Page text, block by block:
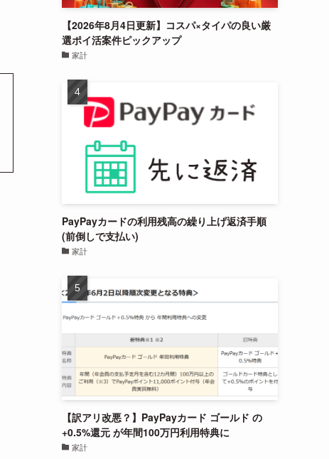
【2026年8月4日更新】コスパ×タイパの良い厳
選ポイ活案件ピックアップ
家計
PayPayカードの利用残高の繰り上げ返済手順
(前倒しで支払い)
家計
【訳アリ改悪？】PayPayカード ゴールド の
+0.5%還元 が年間100万円利用特典に
家計